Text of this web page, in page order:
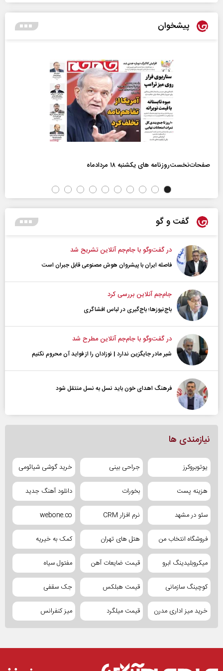
پیشخوان
صفحات‌نخست‌روزنامه ها‌ی یکشنبه ۱۸ مردادماه
گفت و گو
در گفت‌و‌گو با جام‌جم آنلاین تشریح شد
فاصله ایران با پیشرو‌ان هوش مصنوعی قابل جبران است
جام‌جم آنلاین بررسی کرد
باج‌نیوزها؛ باج‌گیری در لباس افشاگری
در گفت‌و‌گو با جام‌جم آنلاین مطرح شد
شیر مادر جایگزین ندارد | نوزادان را از فواید آن محروم نکنیم
فرهنگ اهدای خون باید نسل به نسل منتقل شود
نیازمندی ها
یوتوبروکرز جراحی بینی خرید گوشی شیائومی
هزینه پست بخورات دانلود آهنگ جدید
سئو در مشهد نرم افزار CRM webone.co
فروشگاه انتخاب من هتل های تهران کمک به خیریه
میکروبلیدینگ ابرو قیمت ضایعات آهن مفتول سیاه
کوچینگ سازمانی قیمت هبلکس جک سقفی
خرید میز اداری مدرن قیمت میلگرد میز کنفرانس